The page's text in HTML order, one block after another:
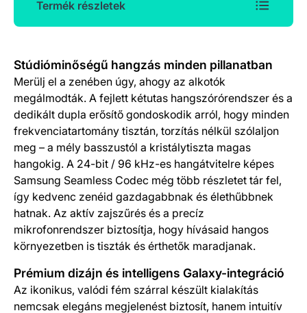
Termék részletek
Termék részletek
Stúdióminőségű hangzás minden pillanatban
Merülj el a zenében úgy, ahogy az alkotók
megálmodták. A fejlett kétutas hangszórórendszer és a
dedikált dupla erősítő gondoskodik arról, hogy minden
frekvenciatartomány tisztán, torzítás nélkül szólaljon
meg – a mély basszustól a kristálytiszta magas
hangokig. A 24-bit / 96 kHz-es hangátvitelre képes
Samsung Seamless Codec még több részletet tár fel,
így kedvenc zenéid gazdagabbnak és élethűbbnek
hatnak. Az aktív zajszűrés és a precíz
mikrofonrendszer biztosítja, hogy hívásaid hangos
környezetben is tiszták és érthetők maradjanak.
Prémium dizájn és intelligens Galaxy-integráció
Az ikonikus, valódi fém szárral készült kialakítás
nemcsak elegáns megjelenést biztosít, hanem intuitív